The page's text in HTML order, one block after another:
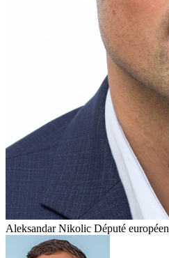
Aleksandar Nikolic Député européen